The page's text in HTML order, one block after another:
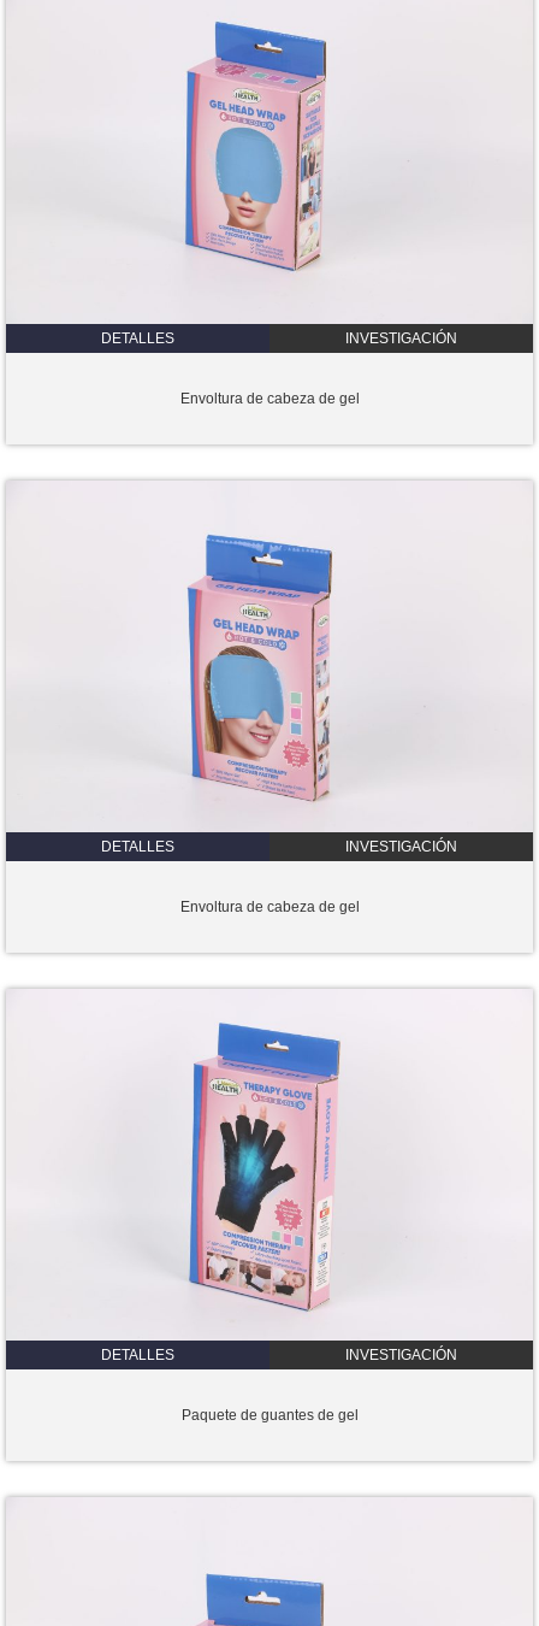
DETALLES INVESTIGACIÓN
Envoltura de cabeza de gel
DETALLES INVESTIGACIÓN
Envoltura de cabeza de gel
DETALLES INVESTIGACIÓN
Paquete de guantes de gel